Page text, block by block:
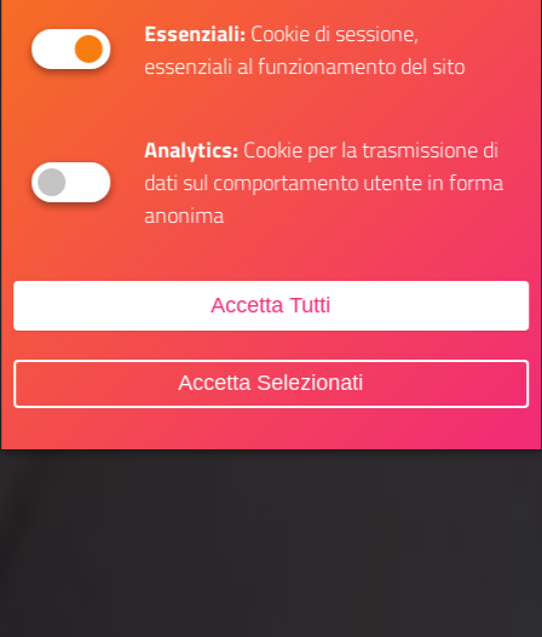
Essenziali:Cookie di sessione,
essenziali al funzionamento del sito
Analytics:Cookie per la trasmissione di
dati sul comportamento utente in forma
anonima
Accetta Tutti
Accetta Selezionati